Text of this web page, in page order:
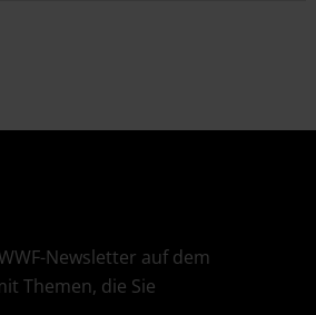
Newsletter auf dem
Themen, die Sie